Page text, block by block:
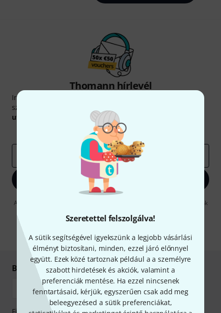
Szeretettel felszolgálva!
A sütik segítségével igyekszünk a legjobb vásárlási
élményt biztosítani, minden, ezzel járó előnnyel
együtt. Ezek közé tartoznak például a a személyre
szabott hirdetések és akciók, valamint a
preferenciák mentése. Ha ezzel nincsenek
fenntartásaid, kérjük, egyszerűen csak add meg
beleegyezésed a sütik preferenciákat,
Thomann hírlevél
Iratkozz fel a Thomann angol nyelvű hírlevelére, és kis
szerencsével megnyerheted a
utalvány
Inspiráló gondolatok
Akciók
Bejelentkezés
A "Bejelentkezés" gombra kattintva elfogadja, hogy e-mailben küldjünk
információkat azdata protection guideline-ben talál.
* Kitöltés kötelező
Biztonságos vásárlás és fizetés